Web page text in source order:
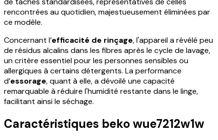
rencontrées au quotidien, majestueusement éliminées par
ce modèle.
Concernant l’efficacité de rinçage, l'appareil a révélé peu
de résidus alcalins dans les fibres après le cycle de lavage,
un critère essentiel pour les personnes sensibles ou
allergiques à certains détergents. La performance
d’essorage, quant à elle, a dévoilé une capacité
remarquable à réduire l'humidité restante dans le linge,
facilitant ainsi le séchage.
Caractéristiques beko wue7212w1w